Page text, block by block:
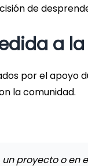
de
a
por el apoyo
la comunidad.
proyecto o